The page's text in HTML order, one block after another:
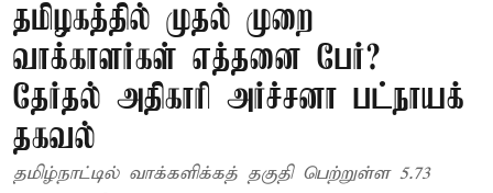
தமிழகத்தில் முதல் முறை
வாக்காளர்கள் எத்தனை பேர்?
தேர்தல் அதிகாரி அர்ச்சனா பட்நாயக்
தகவல்
தமிழ்நாட்டில் வாக்களிக்கத் தகுதி பெற்றுள்ள 5.73